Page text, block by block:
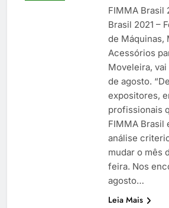
FIMMA Brasil
Brasil 2021 –
de Máquinas,
Acessórios
Moveleira,
de agosto.
expositores,
profissionais
FIMMA Brasil
análise
mudar o mês
feira. Nos
agosto…
Leia Mais